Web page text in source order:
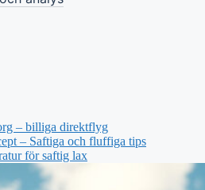
– billiga direktflyg
– Saftiga och fluffiga tips
för saftig lax